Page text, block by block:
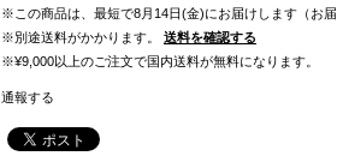
※この商品は、最短で8月14日(金)にお届けします（お
※別途送料がかかります。
送料を確認する
※¥9,000以上のご注文で国内送料が無料になります。
通報する